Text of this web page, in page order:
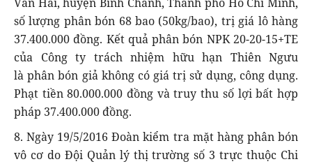
số lượng phân bón 68 bao (50kg/bao), trị giá lô hàng
37.400.000 đồng. Kết quả phân bón NPK 20-20-15+TE
của Công ty trách nhiệm hữu hạn Thiên Ngưu
là phân bón giả không có giá trị sử dụng, công dụng.
Phạt tiền 80.000.000 đồng và truy thu số lợi bất hợp
pháp 37.400.000 đồng.
8. Ngày 19/5/2016 Đoàn kiểm tra mặt hàng phân bón
vô cơ do Đội Quản lý thị trường số 3 trực thuộc Chi